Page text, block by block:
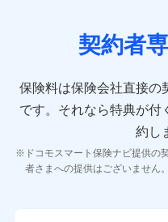
れらに付帯、関連する当
会社のサービスを案内、
閲覧履歴、購買履歴、ご
析して、お客さまの趣味
品等に関するご提案や広
各種セミナーの開催のため
コンサルティングサービス
アンケートやキャンペーン
契約者
保険料は保険会社直接の
です。 それなら特典が付
約し
ドコモスマート保険ナビ提供の
者さまへの提供はございません。